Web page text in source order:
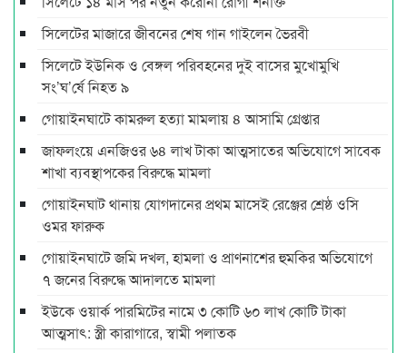
সিলেটের মাজারে জীবনের শেষ গান গাইলেন ভৈরবী
সিলেটে ইউনিক ও বেঙ্গল পরিবহনের দুই বাসের মুখোমুখি
সং’ঘ’র্ষে নিহত ৯
গোয়াইনঘাটে কামরুল হত্যা মামলায় ৪ আসামি গ্রেপ্তার
জাফলংয়ে এনজিওর ৬৪ লাখ টাকা আত্মসাতের অভিযোগে সাবেক
শাখা ব্যবস্থাপকের বিরুদ্ধে মামলা
গোয়াইনঘাট থানায় যোগদানের প্রথম মাসেই রেঞ্জের শ্রেষ্ঠ ওসি
ওমর ফারুক
গোয়াইনঘাটে জমি দখল, হামলা ও প্রাণনাশের হুমকির অভিযোগে
৭ জনের বিরুদ্ধে আদালতে মামলা
ইউকে ওয়ার্ক পারমিটের নামে ৩ কোটি ৬০ লাখ কোটি টাকা
আত্মসাৎ: স্ত্রী কারাগারে, স্বামী পলাতক